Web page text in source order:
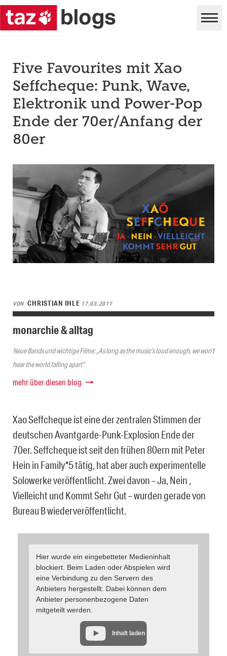
Five Favourites mit Xao
Seffcheque: Punk, Wave,
Elektronik und Power-Pop
Ende der 70er/Anfang der
80er
VON CHRISTIAN IHLE 17.03.2017
monarchie & alltag
Neue Bands und wichtige Filme: „As long as the music’s loud enough, we won’t
hear the world falling apart“.
mehr über diesen blog
Xao Seffcheque ist eine der zentralen Stimmen der
deutschen Avantgarde-Punk-Explosion Ende der
70er. Seffcheque ist seit den frühen 80ern mit Peter
Hein in Family*5 tätig, hat aber auch experimentelle
Solowerke veröffentlicht. Zwei davon – Ja, Nein ,
Vielleicht und Kommt Sehr Gut – wurden gerade von
Bureau B wiederveröffentlicht.
Hier wurde ein eingebetteter Medieninhalt
blockiert. Beim Laden oder Abspielen wird
eine Verbindung zu den Servern des
Anbieters hergestellt. Dabei können dem
Anbieter personenbezogene Daten
mitgeteilt werden.
Inhalt laden